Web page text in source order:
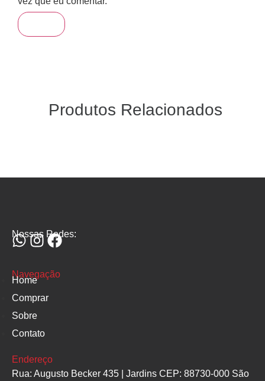
Produtos Relacionados
Nossas Redes:
Navegação
Home
Comprar
Sobre
Contato
Endereço
Rua: Augusto Becker 435 | Jardins CEP: 88730-000 São